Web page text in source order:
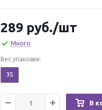
289 руб./шт
Много
Вес упаковки:
35
В